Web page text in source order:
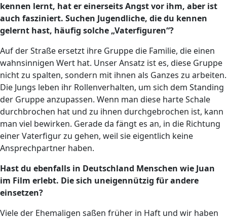
kennen lernt, hat er einerseits Angst vor ihm, aber ist
auch fasziniert. Suchen Jugendliche, die du kennen
gelernt hast, häufig solche „Vaterfiguren“?
Auf der Straße ersetzt ihre Gruppe die Familie, die einen
wahnsinnigen Wert hat. Unser Ansatz ist es, diese Gruppe
nicht zu spalten, sondern mit ihnen als Ganzes zu arbeiten.
Die Jungs leben ihr Rollenverhalten, um sich dem Standing
der Gruppe anzupassen. Wenn man diese harte Schale
durchbrochen hat und zu ihnen durchgebrochen ist, kann
man viel bewirken. Gerade da fängt es an, in die Richtung
einer Vaterfigur zu gehen, weil sie eigentlich keine
Ansprechpartner haben.
Hast du ebenfalls in Deutschland Menschen wie Juan
im Film erlebt. Die sich uneigennützig für andere
einsetzen?
Viele der Ehemaligen saßen früher in Haft und wir haben